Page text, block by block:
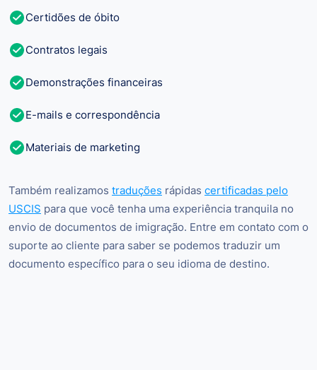
Certidões de óbito
Contratos legais
Demonstrações financeiras
E-mails e correspondência
Materiais de marketing
Também realizamos traduções rápidas certificadas pelo
USCIS para que você tenha uma experiência tranquila no
envio de documentos de imigração. Entre em contato com o
suporte ao cliente para saber se podemos traduzir um
documento específico para o seu idioma de destino.